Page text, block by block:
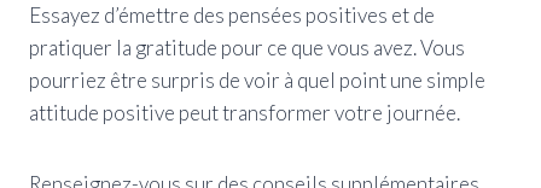
Essayez d’émettre des pensées positives et de
pratiquer la gratitude pour ce que vous avez. Vous
pourriez être surpris de voir à quel point une simple
attitude positive peut transformer votre journée.